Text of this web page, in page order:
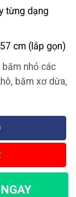
từng dạng
cm (lắp gọn)
nhỏ các
băm xơ dừa,